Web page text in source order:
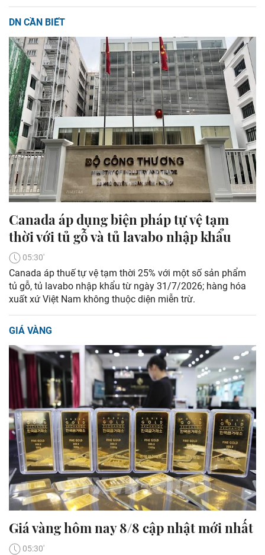
DN CẦN BIẾT
Canada áp dụng biện pháp tự vệ tạm
thời với tủ gỗ và tủ lavabo nhập khẩu
05:30'
Canada áp thuế tự vệ tạm thời 25% với một số sản phẩm
tủ gỗ, tủ lavabo nhập khẩu từ ngày 31/7/2026; hàng hóa
xuất xứ Việt Nam không thuộc diện miễn trừ.
GIÁ VÀNG
Giá vàng hôm nay 8/8 cập nhật mới nhất
05:30'